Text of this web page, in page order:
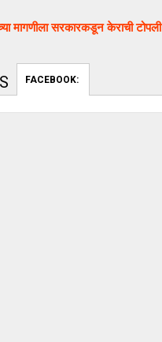
मागणीला सरकारकडून केराची टोपली
FACEBOOK: